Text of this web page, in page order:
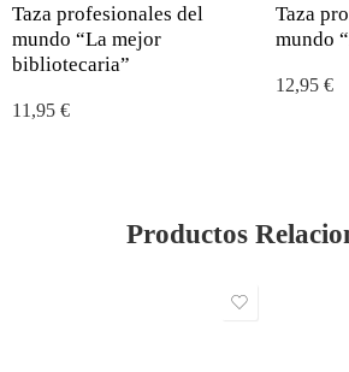
Taza profesionales del
mundo “La mejor
bibliotecaria”
11,95 €
Taza
mundo
12,95 €
Productos